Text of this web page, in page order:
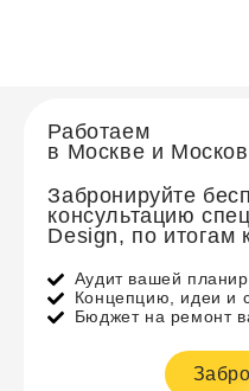
Работаем
в Москве и
Забронируйте
консультацию
Design, по итогам
Аудит вашей
Концепцию, идеи и
Бюджет на ремонт